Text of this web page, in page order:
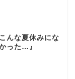
んな夏休みにな
った…』